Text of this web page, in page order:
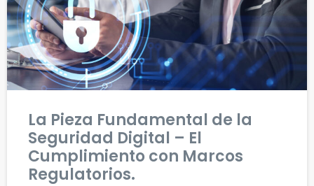
La Pieza Fundamental de la
Seguridad Digital – El
Cumplimiento con Marcos
Regulatorios.